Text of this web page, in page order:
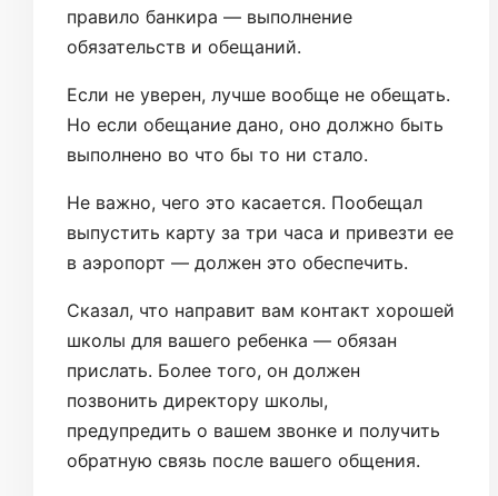
правило банкира — выполнение
обязательств и обещаний.
Если не уверен, лучше вообще не обещать.
Но если обещание дано, оно должно быть
выполнено во что бы то ни стало.
Не важно, чего это касается. Пообещал
выпустить карту за три часа и привезти ее
в аэропорт — должен это обеспечить.
Сказал, что направит вам контакт хорошей
школы для вашего ребенка — обязан
прислать. Более того, он должен
позвонить директору школы,
предупредить о вашем звонке и получить
обратную связь после вашего общения.